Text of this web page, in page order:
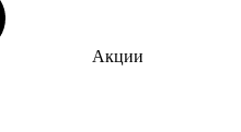
Акции